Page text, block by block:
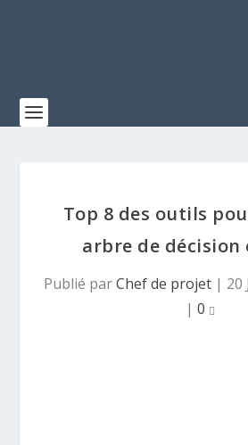
Top 8 des outils
arbre de décision
Publié parChef de projet| 20
| 0